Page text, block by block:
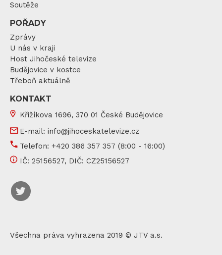
Soutěže
POŘADY
Zprávy
U nás v kraji
Host Jihočeské televize
Budějovice v kostce
Třeboň aktuálně
KONTAKT
Křižíkova 1696, 370 01 České Budějovice
E-mail: info@jihoceskatelevize.cz
Telefon: +420 386 357 357 (8:00 - 16:00)
IČ: 25156527, DIČ: CZ25156527
Všechna práva vyhrazena 2019 © JTV a.s.